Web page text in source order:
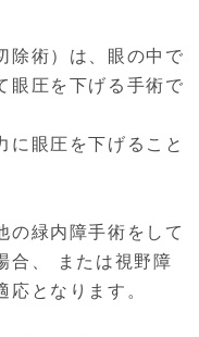
除術）は、眼の中で
眼圧を下げる手術で
に眼圧を下げること
の緑内障手術をして
合、 または視野障
となります。